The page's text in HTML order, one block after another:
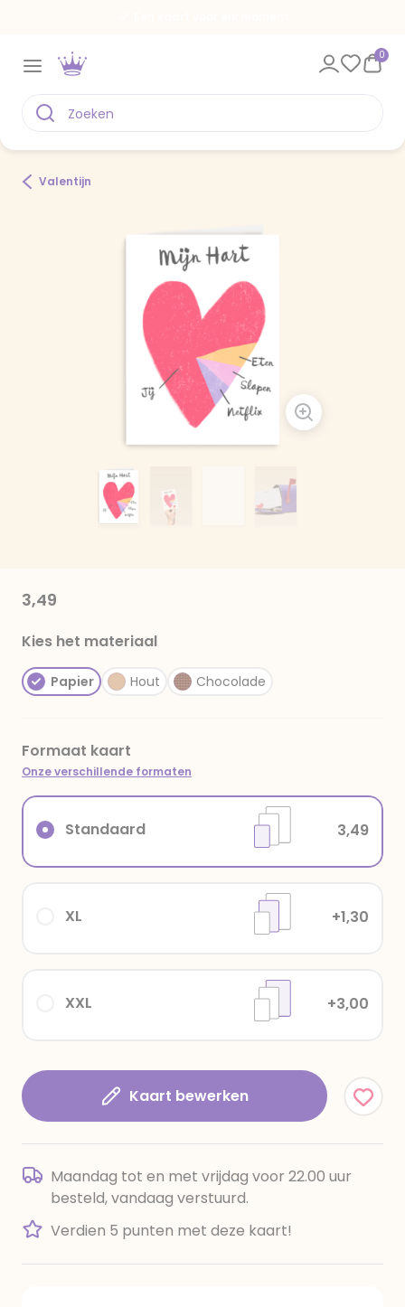
0
Valentijn
3,49
Kies het materiaal
Papier Hout Chocolade
Formaat kaart
Onze verschillende formaten
XXL +3,00
XL +1,30
Standaard 3,49
Kaart bewerken
Maandag tot en met vrijdag voor 22.00 uur
besteld, vandaag verstuurd.
Verdien 5 punten met deze kaart!